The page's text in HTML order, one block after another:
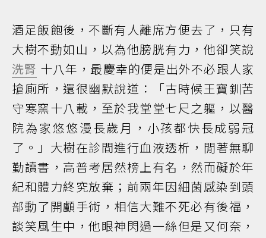
酒足飯飽後，不斷有人離席方便去了，只有
大樹不動如山，以為他膀胱有力，他卻笑說
洗腎 十八年，最慶幸的便是出外不必跟人家
搶廁所，還很幽默說道：「古時候王寶釧苦
守寒窯十八載，至於我堂堂七尺之軀，以醫
院為家悠悠漫長歲月，小孩都快長成弱冠
了。」大樹在診間進行血液透析，閒著無聊
勤讀書，高普考居然榜上有名，然而礙於年
紀和體力終究放棄；前兩年因細菌感染到頭
部動了開顱手術，相信大難不死必有後福，
談笑風生中，他眼神閃過一絲但是又何奈，